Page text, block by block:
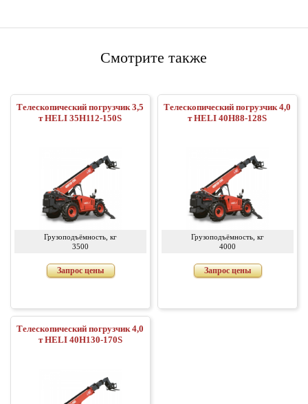
Смотрите также
Телескопический погрузчик 3,5
т HELI 35H112-150S
Грузоподъёмность, кг
3500
Запрос цены
Телескопический погрузчик 4,0
т HELI 40H88-128S
Грузоподъёмность, кг
4000
Запрос цены
Телескопический погрузчик 4,0
т HELI 40H130-170S